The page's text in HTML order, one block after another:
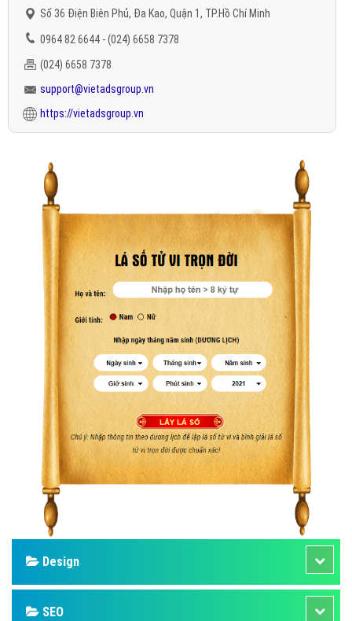
Số 36 Điện Biên Phủ, Đa Kao, Quận 1, TP.Hồ Chí Minh
0964 82 6644 - (024) 6658 7378
(024) 6658 7378
support@vietadsgroup.vn
https://vietadsgroup.vn
Design
SEO